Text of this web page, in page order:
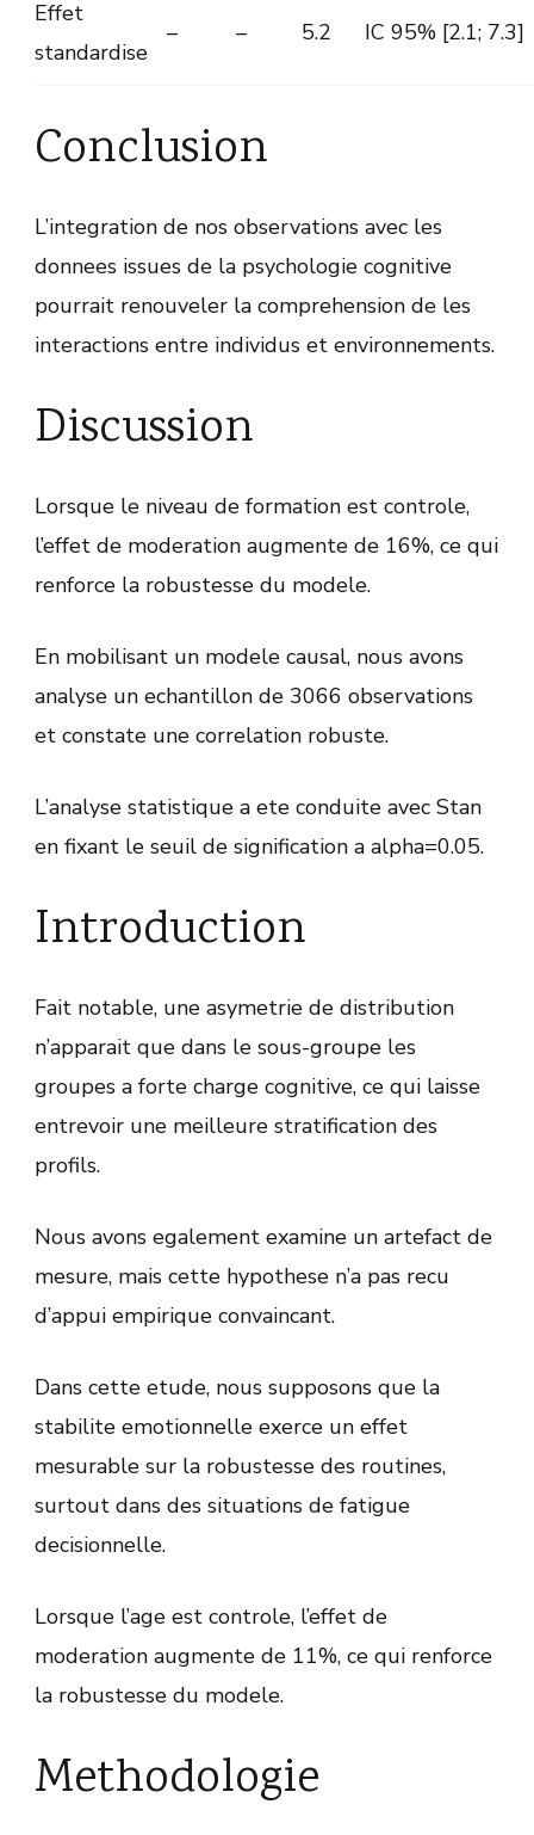
Effet
standardise
– – 5.2 IC 95% [2.1; 7.3]
Conclusion
L’integration de nos observations avec les
donnees issues de la psychologie cognitive
pourrait renouveler la comprehension de les
interactions entre individus et environnements.
Discussion
Lorsque le niveau de formation est controle,
l’effet de moderation augmente de 16%, ce qui
renforce la robustesse du modele.
En mobilisant un modele causal, nous avons
analyse un echantillon de 3066 observations
et constate une correlation robuste.
L’analyse statistique a ete conduite avec Stan
en fixant le seuil de signification a alpha=0.05.
Introduction
Fait notable, une asymetrie de distribution
n’apparait que dans le sous-groupe les
groupes a forte charge cognitive, ce qui laisse
entrevoir une meilleure stratification des
profils.
Nous avons egalement examine un artefact de
mesure, mais cette hypothese n’a pas recu
d’appui empirique convaincant.
Dans cette etude, nous supposons que la
stabilite emotionnelle exerce un effet
mesurable sur la robustesse des routines,
surtout dans des situations de fatigue
decisionnelle.
Lorsque l’age est controle, l’effet de
moderation augmente de 11%, ce qui renforce
la robustesse du modele.
Methodologie